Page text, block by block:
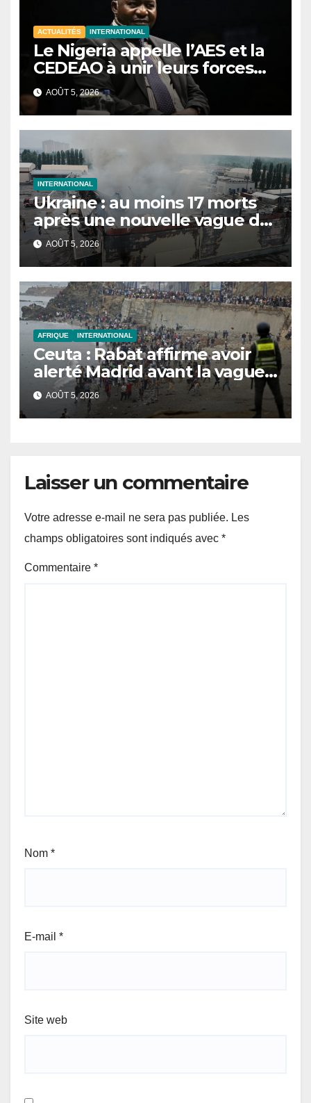
ACTUALITÉS INTERNATIONAL
Le Nigeria appelle l’AES et la
CEDEAO à unir leurs forces
contre le terrorisme
AOÛT 5, 2026
INTERNATIONAL
Ukraine : au moins 17 morts
après une nouvelle vague de
frappes russes sur Kiev et sa
région
AOÛT 5, 2026
AFRIQUE INTERNATIONAL
Ceuta : Rabat affirme avoir
alerté Madrid avant la vague
migratoire
AOÛT 5, 2026
Laisser un commentaire
Votre adresse e-mail ne sera pas publiée. Les
champs obligatoires sont indiqués avec *
Commentaire *
Nom *
E-mail *
Site web